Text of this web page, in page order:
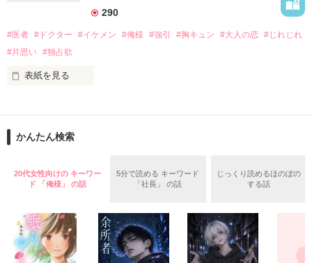
これまで仕事での結果は出せても
自らの立場に誇りと自信を持つ
強気な御曹司侑斗の
作品を読む
逃れたかったはずの政略結婚なのに
悪魔の黒い微笑みには逆らえなくて――。
2018.1.7　start
｡o○ﾟ+.｡o○ﾟ+.｡o○ﾟ+.｡o○ﾟ+.｡o○+
290
#医者 #ドクター #イケメン #俺様 #強引 #胸キュン #大人の恋 #じれじれ
#片思い #独占欲
表紙を見る
失恋し、ヤケになり、
そこに、彼はいた。
かんたん検索
20代女性向けの キーワー
ド 「俺様」 の話
5分で読める キーワード
「社長」 の話
じっくり読めるほのぼの
する話